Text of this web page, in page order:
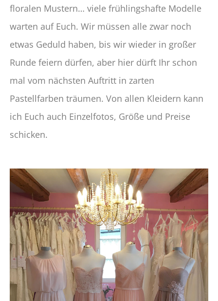
floralen Mustern… viele frühlingshafte Modelle
warten auf Euch. Wir müssen alle zwar noch
etwas Geduld haben, bis wir wieder in großer
Runde feiern dürfen, aber hier dürft Ihr schon
mal vom nächsten Auftritt in zarten
Pastellfarben träumen. Von allen Kleidern kann
ich Euch auch Einzelfotos, Größe und Preise
schicken.